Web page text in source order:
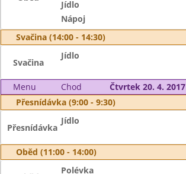
Jídlo
Nápoj
Svačina (14:00 - 14:30)
Svačina
Jídlo
Menu Chod
Čtvrtek 20. 4. 2017
Přesnídávka (9:00 - 9:30)
Přesnídávka
Jídlo
Oběd (11:00 - 14:00)
Polévka